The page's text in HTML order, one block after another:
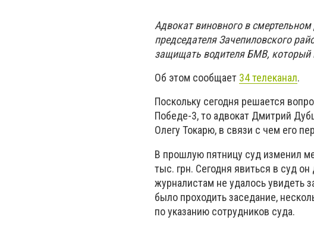
Адвокат виновного в
председателя Зачепиловского
защищать водителя БМВ, который
Об этом сообщает 34 телеканал.
Поскольку сегодня решается
Победе-3, то адвокат Дмитрий
Олегу Токарю, в связи с чем его
В прошлую пятницу суд изменил
тыс. грн. Сегодня явиться в суд
журналистам не удалось увидеть
было проходить заседание,
по указанию сотрудников суда.